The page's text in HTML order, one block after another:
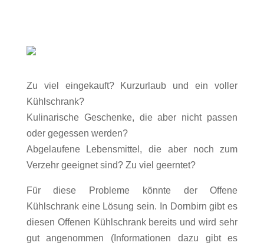
Zu viel eingekauft? Kurzurlaub und ein voller
Kühlschrank?
Kulinarische Geschenke, die aber nicht passen
oder gegessen werden?
Abgelaufene Lebensmittel, die aber noch zum
Verzehr geeignet sind? Zu viel geerntet?
Für diese Probleme könnte der Offene
Kühlschrank eine Lösung sein. In Dornbirn gibt es
diesen Offenen Kühlschrank bereits und wird sehr
gut angenommen (Informationen dazu gibt es